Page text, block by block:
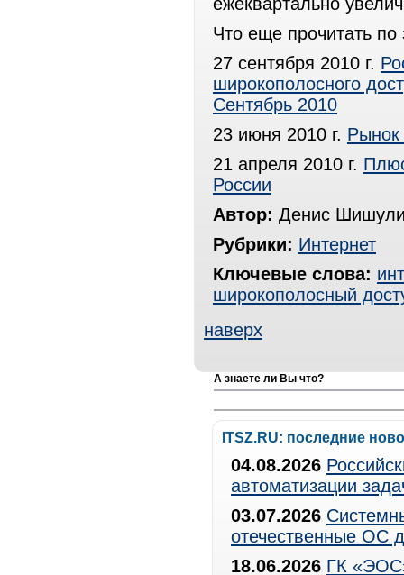
Что еще прочитать по
27 сентября 2010 г.
широкополосного
Сентябрь 2010
23 июня 2010 г.
21 апреля 2010 г.
России
Автор: Денис
Рубрики: Интернет
Ключевые слова:
широкополосный
наверх
А знаете ли Вы что?
ITSZ.RU: последние
04.08.2026
автоматизации
03.07.2026
отечественные ОС
18.06.2026 ГК